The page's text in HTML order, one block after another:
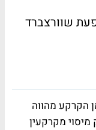
שוורצברד
הקרקע מהווה
מקרקעין